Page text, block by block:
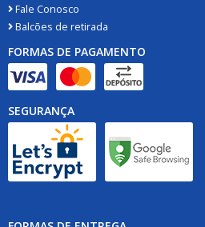
Fale Conosco
Balcões de retirada
FORMAS DE PAGAMENTO
SEGURANÇA